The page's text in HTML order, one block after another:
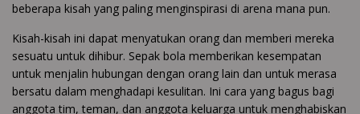
beberapa kisah yang paling menginspirasi di arena mana pun.
Kisah-kisah ini dapat menyatukan orang dan memberi mereka
sesuatu untuk dihibur. Sepak bola memberikan kesempatan
untuk menjalin hubungan dengan orang lain dan untuk merasa
bersatu dalam menghadapi kesulitan. Ini cara yang bagus bagi
anggota tim, teman, dan anggota keluarga untuk menghabiskan